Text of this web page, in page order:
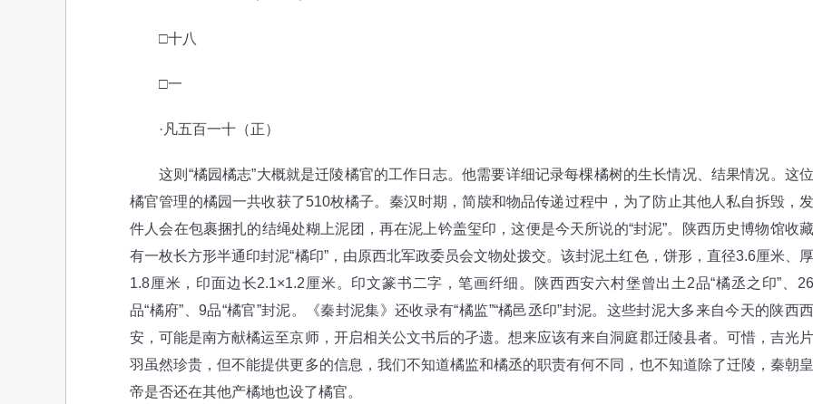
□十八
□一
·凡五百一十（正）
这则“橘园橘志”大概就是迁陵橘官的工作日志。他需要详细记录每棵橘树的生长情况、结果情况。这位
橘官管理的橘园一共收获了510枚橘子。秦汉时期，简牍和物品传递过程中，为了防止其他人私自拆毁，发
件人会在包裹捆扎的结绳处糊上泥团，再在泥上钤盖玺印，这便是今天所说的“封泥”。陕西历史博物馆收藏
有一枚长方形半通印封泥“橘印”，由原西北军政委员会文物处拨交。该封泥土红色，饼形，直径3.6厘米、厚
1.8厘米，印面边长2.1×1.2厘米。印文篆书二字，笔画纤细。陕西西安六村堡曾出土2品“橘丞之印”、26
品“橘府”、9品“橘官”封泥。《秦封泥集》还收录有“橘监”“橘邑丞印”封泥。这些封泥大多来自今天的陕西西
安，可能是南方献橘运至京师，开启相关公文书后的孑遗。想来应该有来自洞庭郡迁陵县者。可惜，吉光片
羽虽然珍贵，但不能提供更多的信息，我们不知道橘监和橘丞的职责有何不同，也不知道除了迁陵，秦朝皇
帝是否还在其他产橘地也设了橘官。